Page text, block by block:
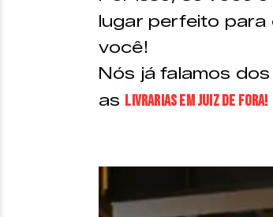
lugar perfeito para
você!
Nós já falamos dos
as livrarias em Juiz de Fora!